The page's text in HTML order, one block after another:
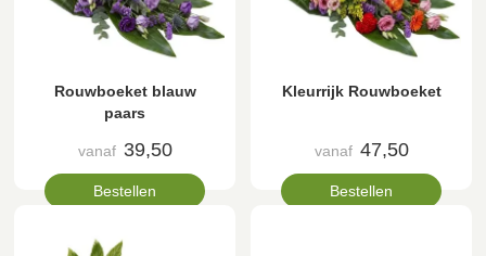
Rouwboeket blauw
paars
vanaf 39,50
Bestellen
Kleurrijk Rouwboeket
vanaf 47,50
Bestellen